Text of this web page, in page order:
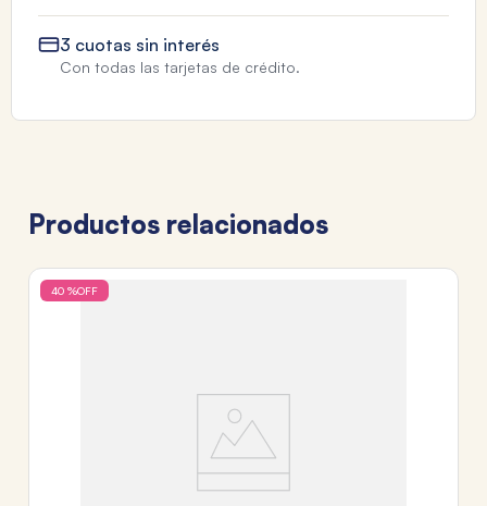
3 cuotas sin interés
Con todas las tarjetas de crédito.
Productos relacionados
40 %OFF